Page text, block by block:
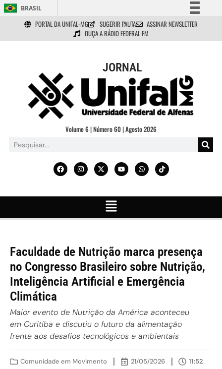
BRASIL
Simplifique!
Comunica BR
Acesso à informação
Legislação
Canais
PORTAL DA UNIFAL-MG SUGERIR PAUTA
ASSINAR NEWSLETTER
OUÇA A RÁDIO FEDERAL FM
JORNAL
Volume 6 | Número 60 | Agosto 2026
Faculdade de Nutrição marca presença
no Congresso Brasileiro sobre Nutrição,
Inteligência Artificial e Emergência
Climática
Maior evento de Nutrição da América aconteceu
em Curitiba e discutiu o futuro da alimentação
frente aos desafios tecnológicos e ambientais
Comunidade em Movimento 21/05/2026
11:52